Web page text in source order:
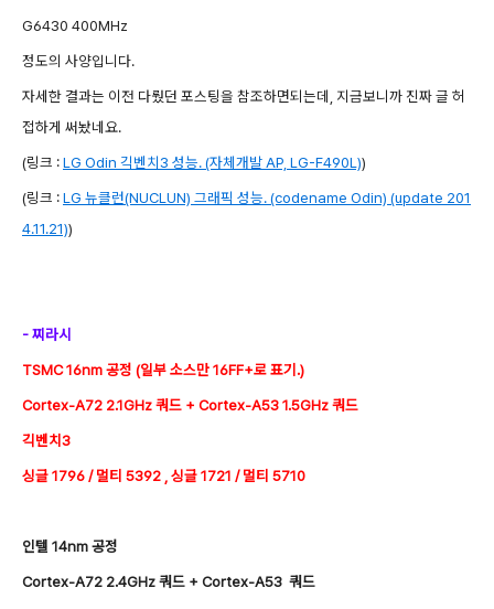
G6430 400MHz
정도의 사양입니다.
자세한 결과는 이전 다뤘던 포스팅을 참조하면되는데, 지금보니까 진짜 글 허
접하게 써놨네요.
(링크 :LG Odin 긱벤치3 성능. (자체개발 AP, LG-F490L))
(링크 :LG 뉴클런(NUCLUN) 그래픽 성능. (codename Odin) (update 201
4.11.21))
- 찌라시
TSMC 16nm 공정 (일부 소스만 16FF+로 표기.)
Cortex-A72 2.1GHz 쿼드 + Cortex-A53 1.5GHz 쿼드
긱벤치3
싱글 1796 / 멀티 5392 , 싱글 1721 / 멀티 5710
인텔 14nm 공정
Cortex-A72 2.4GHz 쿼드 + Cortex-A53 쿼드